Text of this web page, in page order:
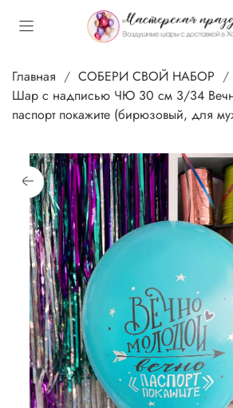
Главная СОБЕРИ СВОЙ НАБОР
Шар с надписью ЧЮ 30 см 3/34
паспорт покажите (бирюзовый, для